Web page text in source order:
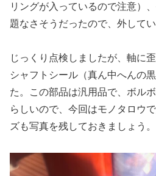
リングが入っているので注意）
題なさそうだったので、外してい
じっくり点検しましたが、軸に
シャフトシール（真ん中へんの
た。この部品は汎用品で、ボル
らしいので、今回はモノタロウ
ズも写真を残しておきましょう。